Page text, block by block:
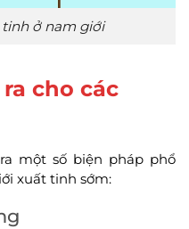
ở nam giới
cho các
một số biện pháp phổ
xuất tinh sớm: